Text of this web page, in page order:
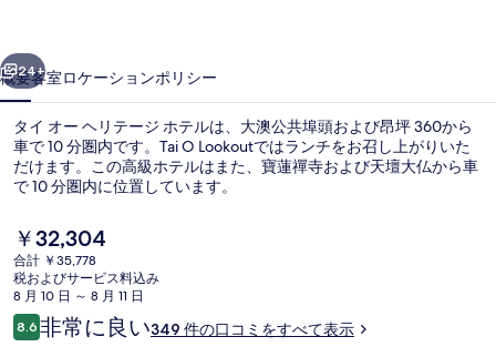
ー
ジ
ホ
テ
の
写
真
次へ
24+
概要客室ロケーションポリシー
タイ オー ヘリテージ ホテルは、大澳公共埠頭および昂坪 360から
車で 10 分圏内です。Tai O Lookoutではランチをお召し上がりいた
だけます。この高級ホテルはまた、寶蓮禪寺および天壇大仏から車
で 10 分圏内に位置しています。
現
在
の
料
金
は
￥32,304
合計 ￥35,778
税およびサービス料込み
8 月 10 日 ～ 8 月 11 日
口
コ
8.610段階中8.6
非常に良い349 件の口コミをすべて表示